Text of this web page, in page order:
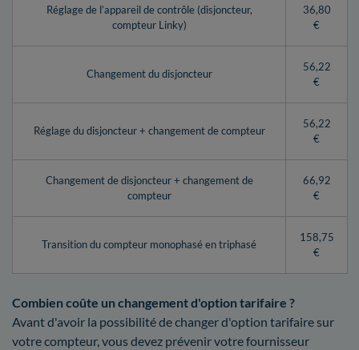
Réglage de l’appareil de contrôle (disjoncteur,
compteur Linky)
36,80
€
Changement du disjoncteur
56,22
€
Réglage du disjoncteur + changement de compteur
56,22
€
Changement de disjoncteur + changement de
compteur
66,92
€
Transition du compteur monophasé en triphasé
158,75
€
Combien coûte un changement d'option tarifaire ?
Avant d'avoir la possibilité de changer d'option tarifaire sur
votre compteur, vous devez prévenir votre fournisseur